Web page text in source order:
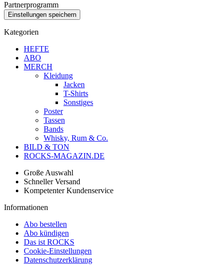
Partnerprogramm
Kategorien
HEFTE
ABO
MERCH
Kleidung
Jacken
T-Shirts
Sonstiges
Poster
Tassen
Bands
Whisky, Rum & Co.
BILD & TON
ROCKS-MAGAZIN.DE
Große Auswahl
Schneller Versand
Kompetenter Kundenservice
Informationen
Abo bestellen
Abo kündigen
Das ist ROCKS
Cookie-Einstellungen
Datenschutzerklärung